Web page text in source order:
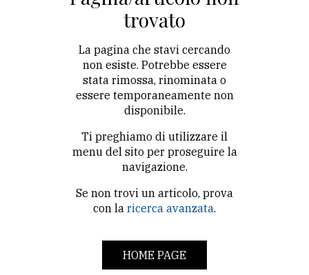
trovato
La pagina che stavi cercando
non esiste. Potrebbe essere
stata rimossa, rinominata o
essere temporaneamente non
disponibile.
Ti preghiamo di utilizzare il
menu del sito per proseguire la
navigazione.
Se non trovi un articolo, prova
con la ricerca avanzata.
HOME PAGE